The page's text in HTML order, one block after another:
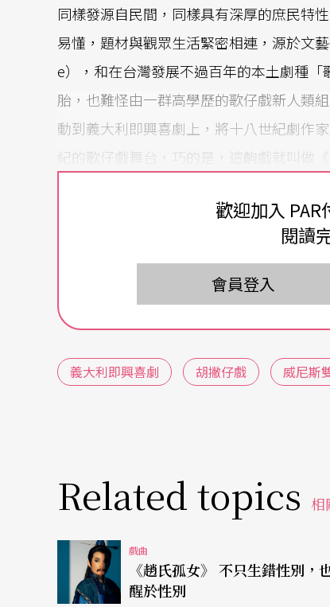
同樣發源自民間，同樣具有深厚的庶民特
易懂，題材與觀眾生活緊密相連，源於文
e），和在台灣發展不過百年的本土劇種
胎，也難怪由一群高學歷的歌仔戲新人類
動到義大利即興喜劇上，將十八世紀劇作
紀的歌仔戲舞台，巧的是，這齣戲就叫做
《威尼斯雙胞案》描述一對自幼即失散的
而發生了一連串陰錯陽差的妙事；在台上
切換，哥哥被誤認為是弟弟，弟弟被誤認
惡整整錯人，釀成一齣瘋狂鬧劇。
叛性格」，開啟了種種改編的可能性。阿
念與形式，融入屬於這個時代的新文化元
女，一對則是宅男和腐女，充滿強烈對比
武場也結合傳統樂師與live band，「搖滾
歡迎加入 PAR
閱讀
會員登入
義大利即興喜劇 胡撇仔戲 威尼斯
Related topics 相
戲曲
《趙氏孤女》 不只生錯性別，也覺
醒於性別